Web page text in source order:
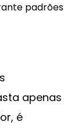
padrões
apenas
é